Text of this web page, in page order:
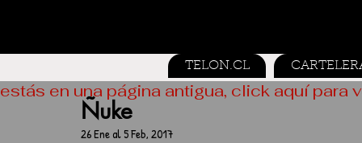
TELON.CL
Ñuke
26 Ene al 5 Feb, 2017
estás en una página antigua, click aquí para